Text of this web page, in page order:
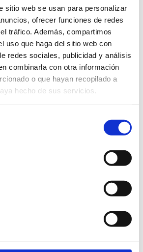
sitio web se usan para personalizar
ofrecer funciones de redes
tráfico. Además, compartimos
uso que haga del sitio web con
redes sociales, publicidad y análisis
combinarla con otra información
o que hayan recopilado a
hecho de sus servicios.
relacionats
"We have set the goal that